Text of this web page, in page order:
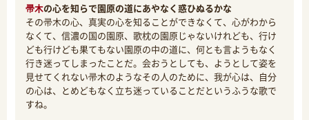
帚木の心を知らで園原の道にあやなく惑ひぬるかな
その帚木の心、真実の心を知ることができなくて、心がわから
なくて、信濃の国の園原、歌枕の園原じゃないけれども、行け
ども行けども果てもない園原の中の道に、何とも言ようもなく
行き迷ってしまったことだ。会おうとしても、ようとして姿を
見せてくれない帚木のようなその人のために、我が心は、自分
の心は、とめどもなく立ち迷っていることだというふうな歌で
すね。